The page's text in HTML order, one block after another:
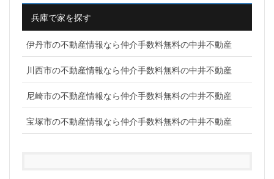
兵庫で家を探す
伊丹市の不動産情報なら仲介手数料無料の中井不動産
川西市の不動産情報なら仲介手数料無料の中井不動産
尼崎市の不動産情報なら仲介手数料無料の中井不動産
宝塚市の不動産情報なら仲介手数料無料の中井不動産